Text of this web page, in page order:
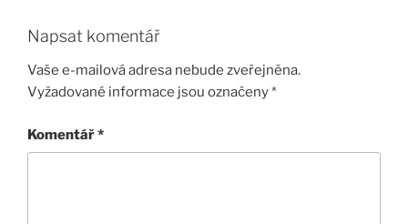
Napsat komentář
Vaše e-mailová adresa nebude zveřejněna.
Vyžadované informace jsou označeny*
Komentář*